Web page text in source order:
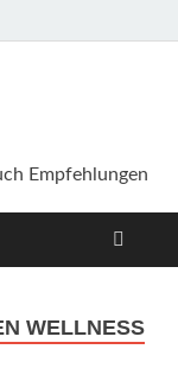
Tipps
WELLNESS